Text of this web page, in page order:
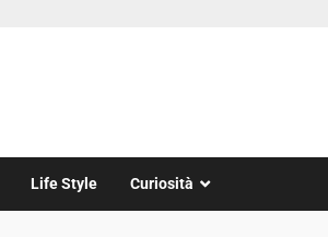
Life Style Curiosità